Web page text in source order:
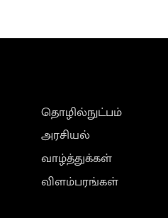
தொழில்நுட்பம்
அரசியல்
வாழ்த்துக்கள்
விளம்பரங்கள்